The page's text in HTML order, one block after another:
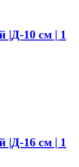
|Д-10 см | 1
|Д-16 см | 1